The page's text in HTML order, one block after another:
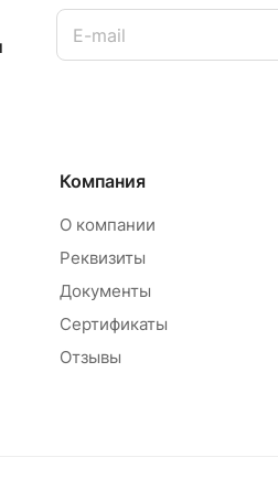
Компания
О компании
Реквизиты
Документы
Сертификаты
Отзывы